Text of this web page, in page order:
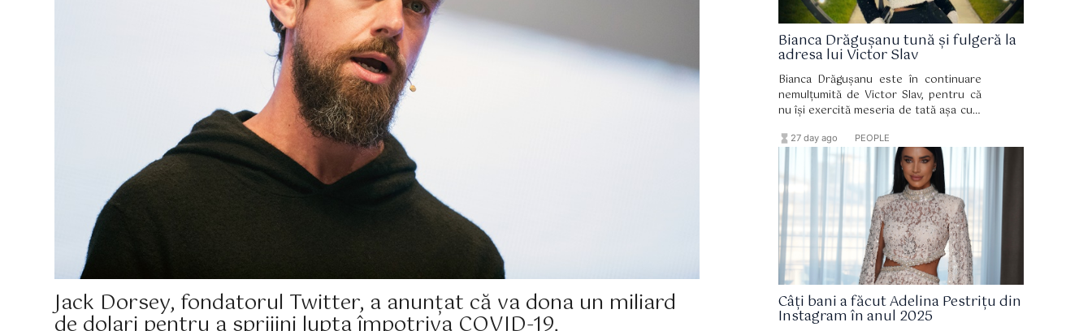
Jack Dorsey, fondatorul Twitter, a anunțat că va dona un miliard
Bianca Drăgușanu tună și fulgeră la
adresa lui Victor Slav
Bianca Drăgușanu este în continuare
nemulțumită de Victor Slav, pentru că
nu își exercită meseria de tată așa cum
mama ei este cea care îi asigură tot
ceea ce are nevoie, mai ales din punct
de vedere financiar.
hourglass_full 27 day ago PEOPLE
Câți bani a făcut Adelina Pestrițu din
Instagram în anul 2025